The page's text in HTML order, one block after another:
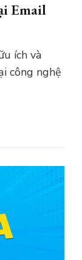
Email
ích và
công nghệ